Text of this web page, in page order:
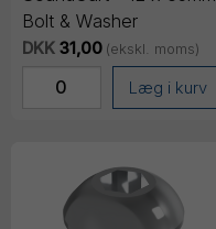
Bolt & Washer
DKK 31,00 (ekskl. moms)
Læg i kurv